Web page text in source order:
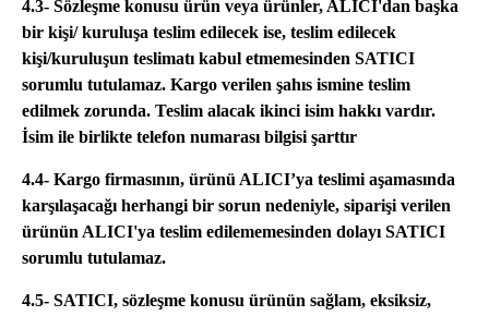
4.3- Sözleşme konusu ürün veya ürünler, ALICI'dan başka
bir kişi/ kuruluşa teslim edilecek ise, teslim edilecek
kişi/kuruluşun teslimatı kabul etmemesinden SATICI
sorumlu tutulamaz. Kargo verilen şahıs ismine teslim
edilmek zorunda. Teslim alacak ikinci isim hakkı vardır.
İsim ile birlikte telefon numarası bilgisi şarttır
4.4- Kargo firmasının, ürünü ALICI’ya teslimi aşamasında
karşılaşacağı herhangi bir sorun nedeniyle, siparişi verilen
ürünün ALICI'ya teslim edilememesinden dolayı SATICI
sorumlu tutulamaz.
4.5- SATICI, sözleşme konusu ürünün sağlam, eksiksiz,